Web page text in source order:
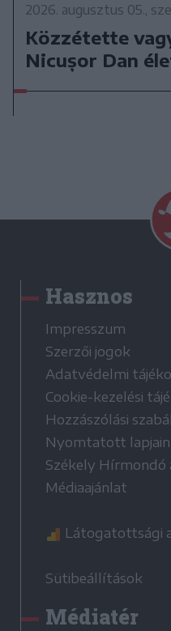
2026. augusztus 05.,
Közzétette
Nicușor Dan
Hasznos
Impresszum
Szerzői jogok
Adatvédelmi
Cookie-kezelési
Hozzászólási
Nyomtatott
Székely Hírmondó
Médiaajánlat
Látogatottsági
Sütibeállítások
Médiatér